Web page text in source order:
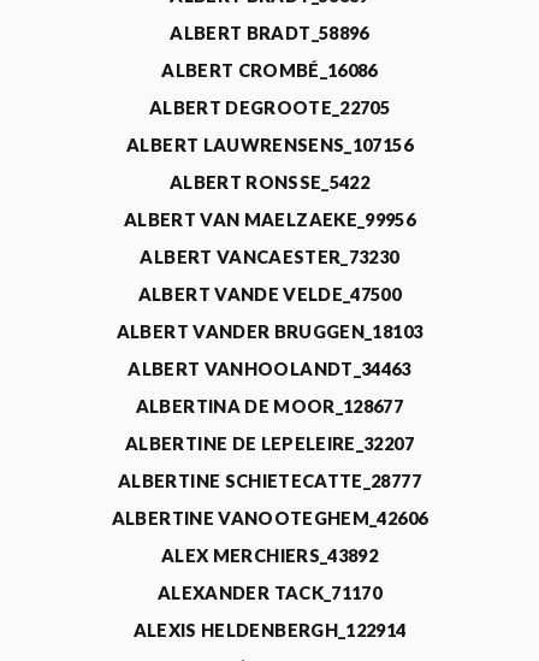
ALBERT BRADT_58896
ALBERT CROMBÉ_16086
ALBERT DEGROOTE_22705
ALBERT LAUWRENSENS_107156
ALBERT RONSSE_5422
ALBERT VAN MAELZAEKE_99956
ALBERT VANCAESTER_73230
ALBERT VANDE VELDE_47500
ALBERT VANDER BRUGGEN_18103
ALBERT VANHOOLANDT_34463
ALBERTINA DE MOOR_128677
ALBERTINE DE LEPELEIRE_32207
ALBERTINE SCHIETECATTE_28777
ALBERTINE VANOOTEGHEM_42606
ALEX MERCHIERS_43892
ALEXANDER TACK_71170
ALEXIS HELDENBERGH_122914